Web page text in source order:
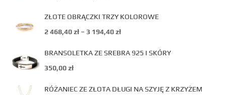
ZŁOTE OBRĄCZKI TRZY KOLOROWE
2 468,40zł – 3 194,40zł
BRANSOLETKA ZE SREBRA 925 I SKÓRY
350,00zł
RÓŻANIEC ZE ZŁOTA DŁUGI NA SZYJĘ Z KRZYŻEM